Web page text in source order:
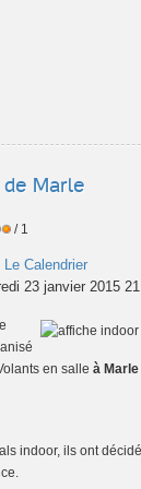
Marle
/ 1
Le Calendrier
23 janvier 2015
en salle à
indoor, ils ont